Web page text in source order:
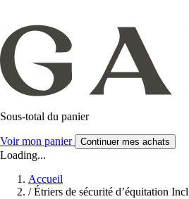
Sous-total du panier
Voir mon panier Continuer mes achats
Loading...
Accueil
/ Étriers de sécurité d’équitation